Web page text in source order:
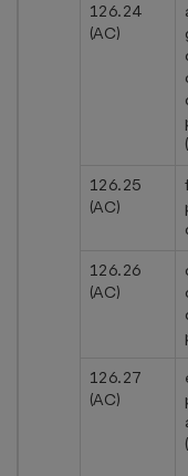
126.24
(AC)
126.25
(AC)
126.26
(AC)
126.27
(AC)